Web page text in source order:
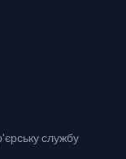
службу